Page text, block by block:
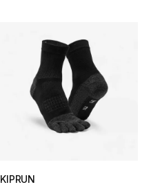
KIPRUN